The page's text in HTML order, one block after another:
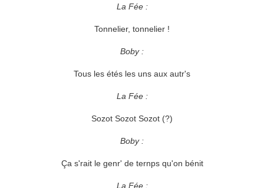
La Fée :
Tonnelier, tonnelier !
Boby :
Tous les étés les uns aux autr's
La Fée :
Sozot Sozot Sozot (?)
Boby :
Ça s'rait le genr' de ternps qu'on bénit
La Fée :